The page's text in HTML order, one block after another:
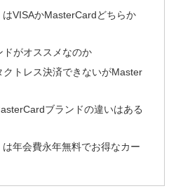
VISAかMasterCardどちらか
がオススメなのか
クトレス決済できないがMaster
ブランドの違いはある
年会費永年無料でお得なカー